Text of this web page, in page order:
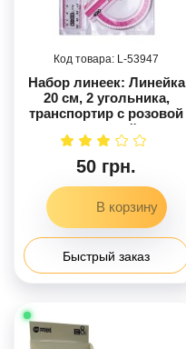
53947
Набор линеек: Линейка
20 см, 2 угольника,
транспортир с розовой
полоской.
50 грн.
Быстрый заказ